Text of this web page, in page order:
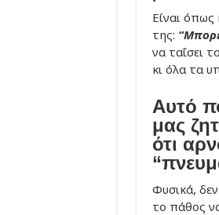
Είναι όπως
της:
να ταΐσει
κι όλα τα
Αυτό
μας
ότι
Φυσικά,
το πάθος